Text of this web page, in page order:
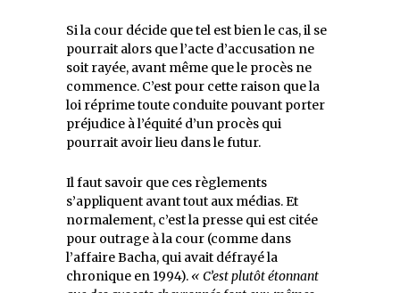
Si la cour décide que tel est bien le cas, il se
pourrait alors que l’acte d’accusation ne
soit rayée, avant même que le procès ne
commence. C’est pour cette raison que la
loi réprime toute conduite pouvant porter
préjudice à l’équité d’un procès qui
pourrait avoir lieu dans le futur.
Il faut savoir que ces règlements
s’appliquent avant tout aux médias. Et
normalement, c’est la presse qui est citée
pour outrage à la cour (comme dans
l’affaire Bacha, qui avait défrayé la
chronique en 1994). « C’est plutôt étonnant